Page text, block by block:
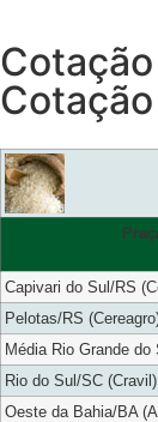
Cotação
Capivari do Sul/RS
Pelotas/RS
Média Rio Grande
Rio do Sul/SC (Cravil)
Oeste da Bahia/BA